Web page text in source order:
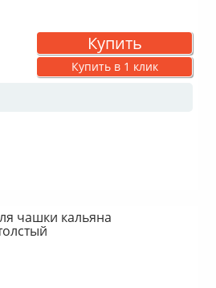
Купить
Купить в 1 клик
чашки кальяна